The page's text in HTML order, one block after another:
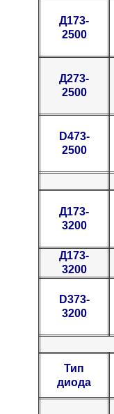
Д173-
2500
Д273-
2500
D473-
2500
Д173-
3200
Д173-
3200
D373-
3200
Тип
диода